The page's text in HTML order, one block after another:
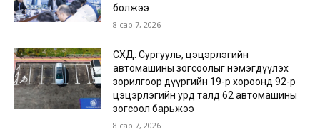
болжээ
8 сар 7, 2026
СХД: Сургууль, цэцэрлэгийн
автомашины зогсоолыг нэмэгдүүлэх
зорилгоор дүүргийн 19-р хороонд 92-р
цэцэрлэгийн урд талд 62 автомашины
зогсоол барьжээ
8 сар 7, 2026